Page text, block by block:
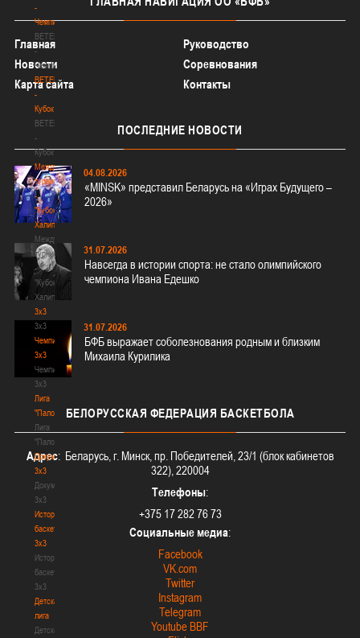
-
Чемпионат
BETERA
-
Чемпионат
BETERA
-
Кубок
BETERA
-
Кубок
Международный
турнир
-
"Кубок
Халипского"
Международный
турнир
-
"Кубок
Халипского"
3x3
3x3
Чемпионат
3х3
Чемпионат
3х3
Лига
"Палова"
Лига
"Палова"
Документы
3х3
Документы
3х3
История
баскетбола
3х3
История
баскетбола
3х3
Детская
лига
Детская
Главная
Руководство
Новости
Соревнования
Карта сайта
Контакты
ПОСЛЕДНИЕ НОВОСТИ
04.08.2026
«MINSK» представил Беларусь на «Играх Будущего –
2026»
31.07.2026
Навсегда в истории спорта: не стало олимпийского
чемпиона Ивана Едешко
31.07.2026
БФБ выражает соболезнования родным и близким
Михаила Курилика
БЕЛОРУССКАЯ ФЕДЕРАЦИЯ БАСКЕТБОЛА
Адрес: Беларусь, г. Минск, пр. Победителей, 23/1 (блок кабинетов
322), 220004
Телефоны:
+375 17 282 76 73
Социальные медиа:
Facebook
VK.com
Twitter
Instagram
Telegram
Youtube BBF